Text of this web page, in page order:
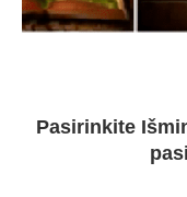
Pasirinkite